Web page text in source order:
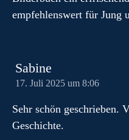
empfehlenswert für Jung
Sabine
17. Juli 2025 um 8:06
Sehr schön geschrieben.
Geschichte.